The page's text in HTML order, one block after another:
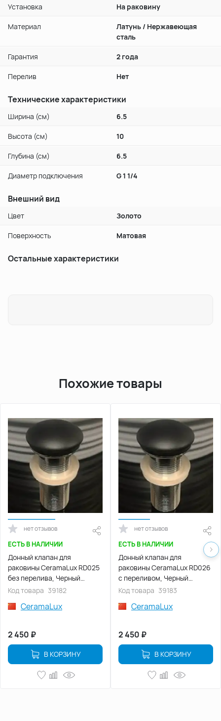
Установка На раковину
Материал
Латунь / Нержавеющая
сталь
Гарантия 2 года
Перелив Нет
Технические характеристики
Ширина (см) 6.5
Высота (см) 10
Глубина (см) 6.5
Диаметр подключения G 1 1/4
Внешний вид
Цвет Золото
Поверхность Матовая
Остальные характеристики
Похожие товары
нет отзывов
ЕСТЬ В НАЛИЧИИ
Донный клапан для
раковины CeramaLux RD025
без перелива, Черный
матовый
Код товара 39182
CeramaLux
2 450 ₽
В КОРЗИНУ
нет отзывов
ЕСТЬ В НАЛИЧИИ
Донный клапан для
раковины CeramaLux RD026
с переливом, Черный
матовый
Код товара 39183
CeramaLux
2 450 ₽
В КОРЗИНУ